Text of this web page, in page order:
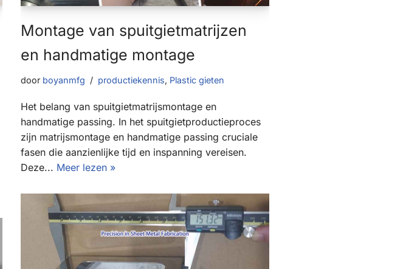
Montage van spuitgietmatrijzen
en handmatige montage
door boyanmfg productiekennis, Plastic gieten
Het belang van spuitgietmatrijsmontage en
handmatige passing. In het spuitgietproductieproces
zijn matrijsmontage en handmatige passing cruciale
fasen die aanzienlijke tijd en inspanning vereisen.
Deze... Meer lezen »